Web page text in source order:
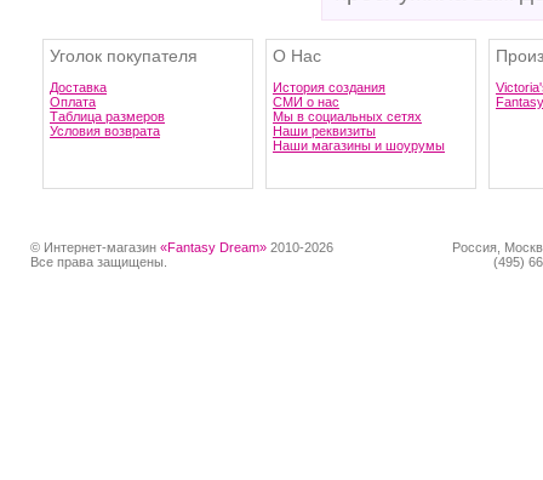
Уголок покупателя
Доставка
Оплата
Таблица размеров
Условия возврата
О Нас
История создания
СМИ о нас
Мы в социальных сетях
Наши реквизиты
Наши магазины и шоурумы
© Интернет-магазин «Fantasy Dream» 2010-2026
Все права защищены.
Россия,
(495)